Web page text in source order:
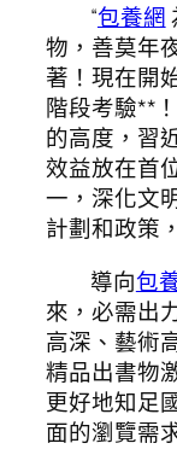
“包養網
物，善莫年
著！現在開
階段考驗**
的高度，習
效益放在首
一，深化文
計劃和政策
導向包
來，必需出
高深、藝術
精品出書物
更好地知足
面的瀏覽需